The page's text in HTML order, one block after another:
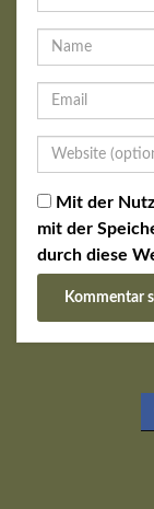
Mit der
mit der
durch diese